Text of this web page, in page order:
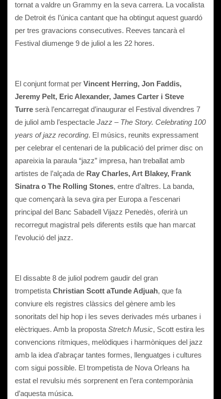
tornat a valdre un Grammy en la seva carrera. La vocalista
de Detroit és l’única cantant que ha obtingut aquest guardó
per tres gravacions consecutives. Reeves tancarà el
Festival diumenge 9 de juliol a les 22 hores.
El conjunt format per Vincent Herring, Jon Faddis,
Jeremy Pelt, Eric Alexander, James Carter i Steve
Turre serà l’encarregat d’inaugurar el Festival divendres 7
de juliol amb l’espectacle Jazz – The Story. Celebrating 100
years of jazz recording. El músics, reunits expressament
per celebrar el centenari de la publicació del primer disc on
apareixia la paraula “jazz” impresa, han treballat amb
artistes de l’alçada de Ray Charles, Art Blakey, Frank
Sinatra o The Rolling Stones, entre d’altres. La banda,
que començarà la seva gira per Europa a l’escenari
principal del Banc Sabadell Vijazz Penedès, oferirà un
recorregut magistral pels diferents estils que han marcat
l’evolució del jazz.
El dissabte 8 de juliol podrem gaudir del gran
trompetista Christian Scott aTunde Adjuah, que fa
conviure els registres clàssics del gènere amb les
sonoritats del hip hop i les seves derivades més urbanes i
elèctriques. Amb la proposta Stretch Music, Scott estira les
convencions rítmiques, melòdiques i harmòniques del jazz
amb la idea d’abraçar tantes formes, llenguatges i cultures
com sigui possible. El trompetista de Nova Orleans ha
estat el revulsiu més sorprenent en l’era contemporània
d’aquesta música.